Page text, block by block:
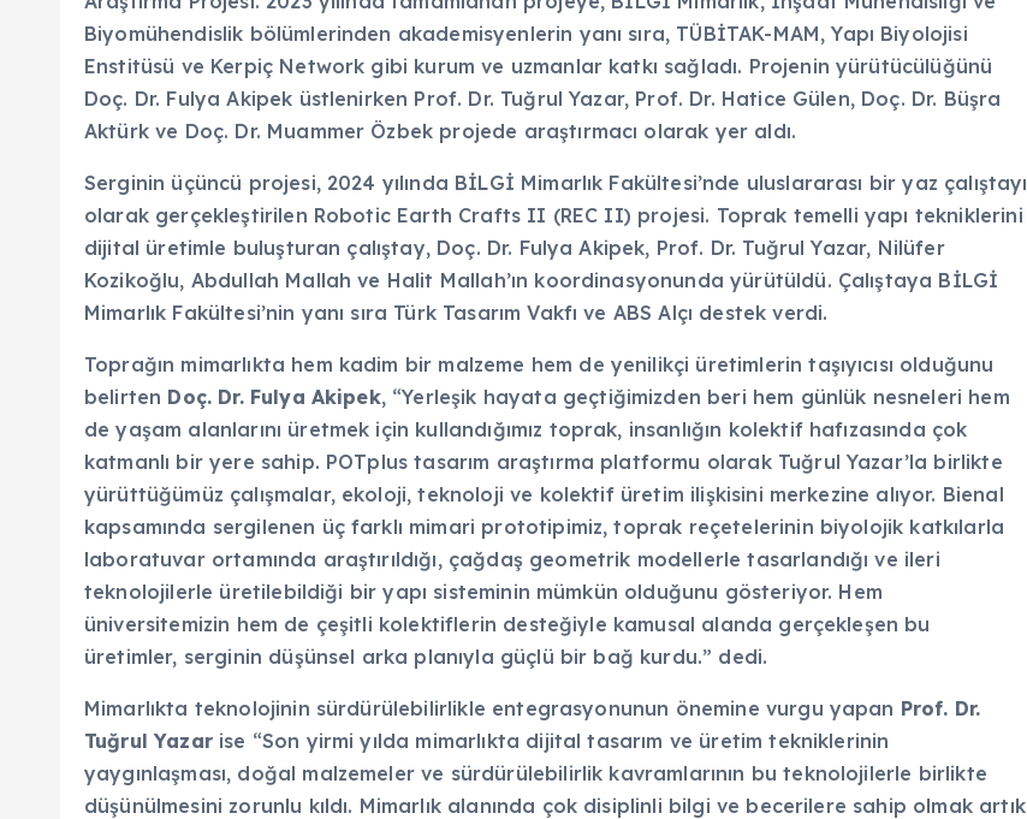
Biyomühendislik bölümlerinden akademisyenlerin yanı sıra, TÜBİTAK-MAM, Yapı Biyolojisi
Enstitüsü ve Kerpiç Network gibi kurum ve uzmanlar katkı sağladı. Projenin yürütücülüğünü
Doç. Dr. Fulya Akipek üstlenirken Prof. Dr. Tuğrul Yazar, Prof. Dr. Hatice Gülen, Doç. Dr. Büşra
Aktürk ve Doç. Dr. Muammer Özbek projede araştırmacı olarak yer aldı.
Serginin üçüncü projesi, 2024 yılında BİLGİ Mimarlık Fakültesi’nde uluslararası bir yaz çalıştayı
olarak gerçekleştirilen Robotic Earth Crafts II (REC II) projesi. Toprak temelli yapı tekniklerini
dijital üretimle buluşturan çalıştay, Doç. Dr. Fulya Akipek, Prof. Dr. Tuğrul Yazar, Nilüfer
Kozikoğlu, Abdullah Mallah ve Halit Mallah’ın koordinasyonunda yürütüldü. Çalıştaya BİLGİ
Mimarlık Fakültesi’nin yanı sıra Türk Tasarım Vakfı ve ABS Alçı destek verdi.
Toprağın mimarlıkta hem kadim bir malzeme hem de yenilikçi üretimlerin taşıyıcısı olduğunu
belirten Doç. Dr. Fulya Akipek, “Yerleşik hayata geçtiğimizden beri hem günlük nesneleri hem
de yaşam alanlarını üretmek için kullandığımız toprak, insanlığın kolektif hafızasında çok
katmanlı bir yere sahip. POTplus tasarım araştırma platformu olarak Tuğrul Yazar’la birlikte
yürüttüğümüz çalışmalar, ekoloji, teknoloji ve kolektif üretim ilişkisini merkezine alıyor. Bienal
kapsamında sergilenen üç farklı mimari prototipimiz, toprak reçetelerinin biyolojik katkılarla
laboratuvar ortamında araştırıldığı, çağdaş geometrik modellerle tasarlandığı ve ileri
teknolojilerle üretilebildiği bir yapı sisteminin mümkün olduğunu gösteriyor. Hem
üniversitemizin hem de çeşitli kolektiflerin desteğiyle kamusal alanda gerçekleşen bu
üretimler, serginin düşünsel arka planıyla güçlü bir bağ kurdu.” dedi.
Mimarlıkta teknolojinin sürdürülebilirlikle entegrasyonunun önemine vurgu yapan Prof. Dr.
Tuğrul Yazarise “Son yirmi yılda mimarlıkta dijital tasarım ve üretim tekniklerinin
yaygınlaşması, doğal malzemeler ve sürdürülebilirlik kavramlarının bu teknolojilerle birlikte
düşünülmesini zorunlu kıldı. Mimarlık alanında çok disiplinli bilgi ve becerilere sahip olmak artık